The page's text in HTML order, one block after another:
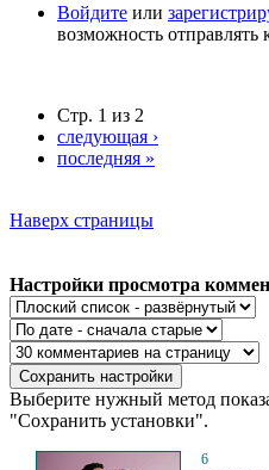
Войдите или
возможность отправлять
Стр. 1 из 2
следующая ›
последняя »
Наверх страницы
Настройки просмотра
Выберите нужный метод
"Сохранить установки".
6